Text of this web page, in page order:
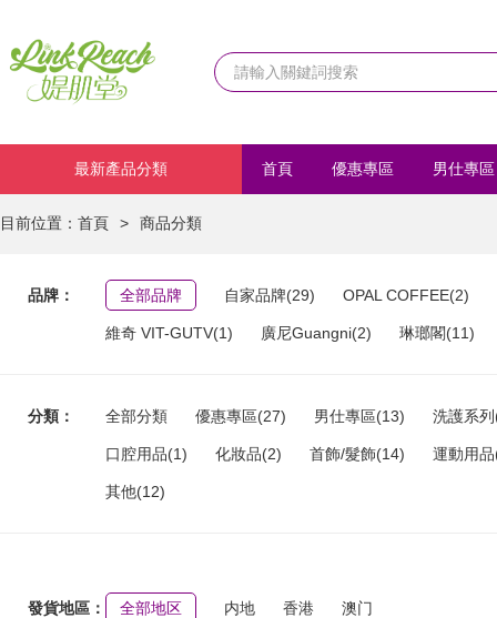
最新產品分類 首頁 優惠專區 男仕專區
目前位置： 首頁 > 商品分類
品牌： 全部品牌 自家品牌(29) OPAL COFFEE(2)
維奇 VIT-GUTV(1) 廣尼Guangni(2) 琳瑯閣(11)
分類： 全部分類 優惠專區(27) 男仕專區(13) 洗護系
口腔用品(1) 化妝品(2) 首飾/髮飾(14) 運動用
其他(12)
發貨地區： 全部地区 内地 香港 澳门